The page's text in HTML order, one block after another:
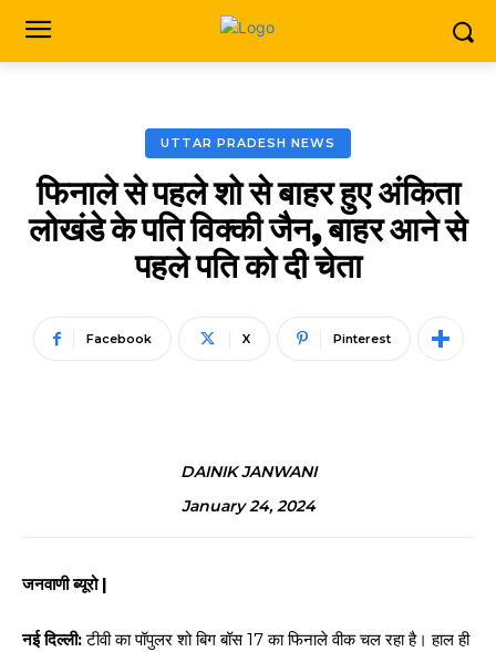
UTTAR PRADESH NEWS
फिनाले से पहले शो से बाहर हुए अंकिता
लोखंडे के पति विक्की जैन, बाहर आने से
पहले पति को दी चेता
Facebook X Pinterest
DAINIK JANWANI
January 24, 2024
जनवाणी ब्यूरो |
नई दिल्ली:टीवी का पॉपुलर शो बिग बॉस 17 का फिनाले वीक चल रहा है। हाल ही